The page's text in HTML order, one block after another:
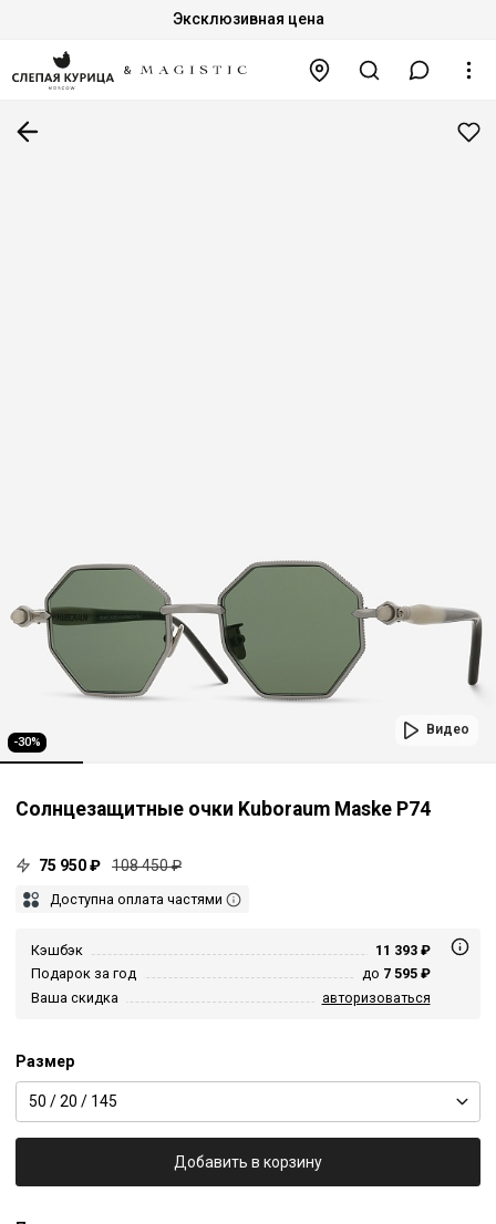
Эксклюзивная цена
-30%
Видео
Солнцезащитные очки Kuboraum Maske P74
75 950 ₽ 108 450 ₽
Доступна оплата частями
Кэшбэк
11 393 ₽
Подарок за год
до 7 595 ₽
Ваша скидка
авторизоваться
Размер
50 / 20 / 145
Добавить в корзину